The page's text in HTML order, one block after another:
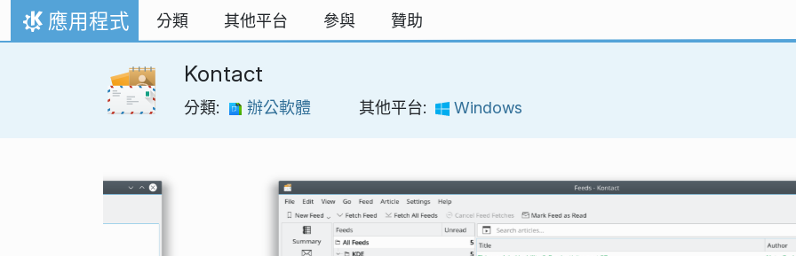
跳到內容
首頁
應用程式 分類 其他平台 參與 贊助
Kontact
分類: 辦公軟體 其他平台: Windows